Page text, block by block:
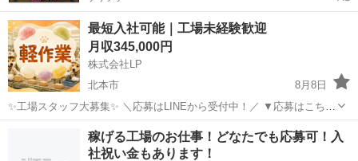
最短入社可能｜工場未経験歓迎
月収345,000円
株式会社LP
北本市
8月8日
✨工場スタッフ大募集✨ ＼応募はLINEから受付中！／ ▼応募はこちら
https://lin.ee/wSdk4Ka ご登録後に簡単な内容を送っていただくだけ！
担当スタッフが順番にご案内いたします。 ...
工場
稼げる工場のお仕事！どなたでも応募可！入
社祝い金もあります！